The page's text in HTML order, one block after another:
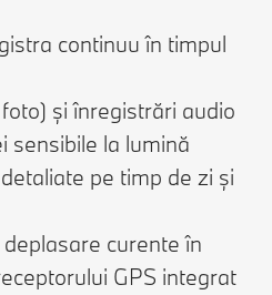
continuu în timpul
și înregistrări audio
sensibile la lumină
pe timp de zi și
curente în
GPS integrat